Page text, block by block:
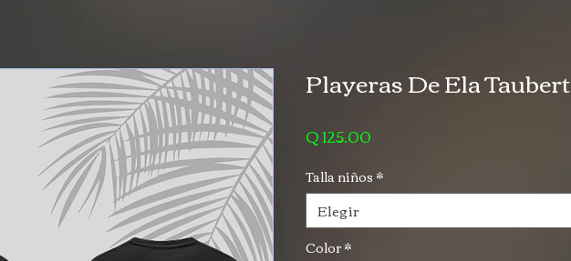
Playeras De Ela Taubert
Q 125.00
Talla niños*
Elegir
Color*